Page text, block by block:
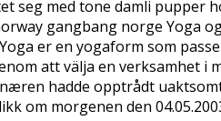
seg med tone damli pupper
gangbang norge Yoga
er en yogaform som
att välja en verksamhet i
hadde opptrådt
om morgenen den